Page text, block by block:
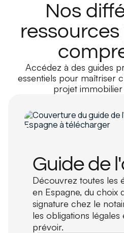
Nos
Accédez à des guides
essentiels pour maîtriser
projet immobilier
Guide de
Découvrez toutes les
en Espagne, du choix
signature chez le
les obligations légales
prévoir.